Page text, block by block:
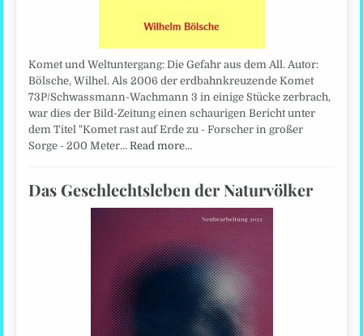
Komet und Weltuntergang: Die Gefahr aus dem All. Autor:
Bölsche, Wilhel. Als 2006 der erdbahnkreuzende Komet
73P/Schwassmann-Wachmann 3 in einige Stücke zerbrach,
war dies der Bild-Zeitung einen schaurigen Bericht unter
dem Titel "Komet rast auf Erde zu - Forscher in großer
Sorge - 200 Meter…Read more…
Das Geschlechtsleben der Naturvölker